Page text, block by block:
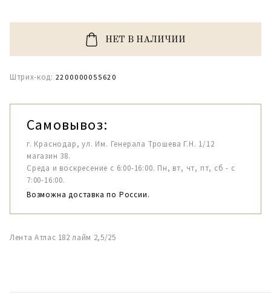
НЕТ В НАЛИЧИИ
Штрих-код: 2200000055620
Самовывоз:
г. Краснодар, ул. Им. Генерала Трошева Г.Н. 1/12
магазин 38.
Среда и воскресение с 6:00-16:00. Пн, вт, чт, пт, сб - с
7:00-16:00.
Возможна доставка по России.
Лента Атлас 182 лайм 2,5/25